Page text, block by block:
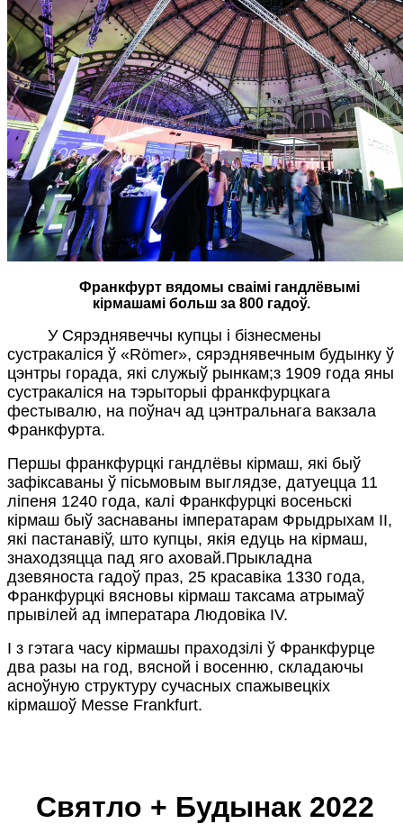
Франкфурт вядомы сваімі гандлёвымі
кірмашамі больш за 800 гадоў.
У Сярэднявеччы купцы і бізнесмены
сустракаліся ў «Römer», сярэднявечным будынку ў
цэнтры горада, які служыў рынкам;з 1909 года яны
сустракаліся на тэрыторыі франкфурцкага
фестывалю, на поўнач ад цэнтральнага вакзала
Франкфурта.
Першы франкфурцкі гандлёвы кірмаш, які быў
зафіксаваны ў пісьмовым выглядзе, датуецца 11
ліпеня 1240 года, калі Франкфурцкі восеньскі
кірмаш быў заснаваны імператарам Фрыдрыхам II,
які пастанавіў, што купцы, якія едуць на кірмаш,
знаходзяцца пад яго аховай.Прыкладна
дзевяноста гадоў праз, 25 красавіка 1330 года,
Франкфурцкі вясновы кірмаш таксама атрымаў
прывілей ад імператара Людовіка IV.
І з гэтага часу кірмашы праходзілі ў Франкфурце
два разы на год, вясной і восенню, складаючы
асноўную структуру сучасных спажывецкіх
кірмашоў Messe Frankfurt.
Святло + Будынак 2022